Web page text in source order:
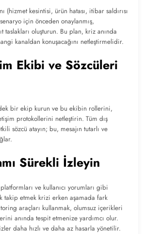
(hizmet kesintisi, ürün hatası, itibar saldırısı
için önceden onaylanmış,
taslakları oluşturun. Bu plan, kriz anında
kanaldan konuşacağını netleştirmelidir.
Ekibi ve Sözcüleri
bir ekip kurun ve bu ekibin rollerini,
protokollerini netleştirin. Tüm dış
sözcü atayın; bu, mesajın tutarlı ve
Sürekli İzleyin
ve kullanıcı yorumları gibi
takip etmek krizi erken aşamada fark
araçları kullanmak, olumsuz içerikleri
anında tespit etmenize yardımcı olur.
daha hızlı ve daha az hasarla yönetilir.